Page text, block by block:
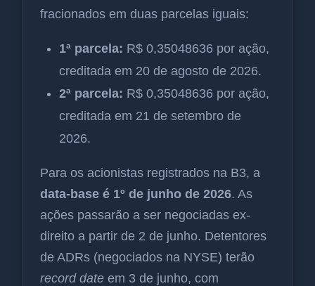
fracionados em duas parcelas iguais:
1ª parcela: R$ 0,35048636 por ação,
creditada em 20 de agosto de 2026.
2ª parcela: R$ 0,35048636 por ação,
creditada em 21 de setembro de
2026.
Para os acionistas registrados na B3, a
data-base é 1º de junho de 2026. As
ações passarão a ser negociadas ex-
direito a partir de 2 de junho. Detentores
de ADRs (negociados na NYSE) terão
record date em 3 de junho, com